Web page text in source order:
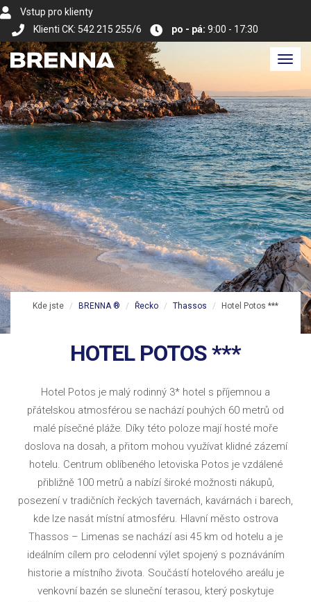
Vstup pro klienty
Klienti CK: 542 215 255/6
po - pá: 9:00 - 17:30
Kde jste BRENNA ® Řecko Thassos Hotel Potos ***
HOTEL POTOS ***
Hotel Potos je malý rodinný 3* hotel s příjemnou a
přátelskou atmosférou se nachází pouhých 60 metrů od
malé písečné pláže. Díky této poloze mají hosté moře
doslova na dosah, a přitom mohou využívat klidné zázemí
hotelu. Centrum oblíbeného letoviska Potos je vzdálené
přibližně 100 metrů a nabízí široké možnosti nákupů,
posezení v tradičních řeckých tavernách, kavárnách i barech,
kde lze nasát místní atmosféru. Hlavní město ostrova
Thassos – Limenas se nachází asi 45 km od hotelu a je
ideálním cílem pro celodenní výlet spojený s poznáváním
historie a místního života. Součástí hotelového areálu je
venkovní bazén se sluneční terasou, který poskytuje